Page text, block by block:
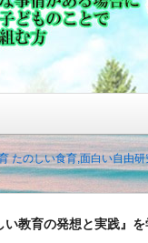
たのしい食育,面白い自由
い教育の発想と実践』